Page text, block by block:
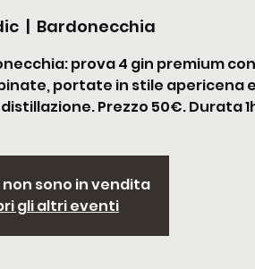
  |
Bardonecchia
prova 4 gin premium con
portate in stile apericena e
Prezzo 50€. Durata
sono in vendita
gli altri eventi